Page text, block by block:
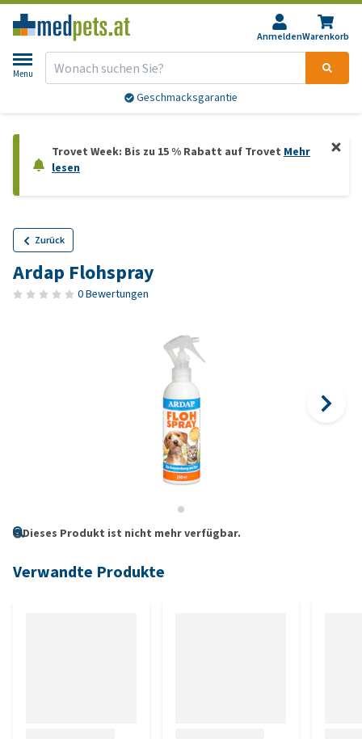
AnmeldenWarenkorb
Menu
Geschmacksgarantie
Trovet Week: Bis zu 15 % Rabatt auf Trovet Mehr
lesen
Zurück
Ardap Flohspray
0 Bewertungen
Dieses Produkt ist nicht mehr verfügbar.
Verwandte Produkte